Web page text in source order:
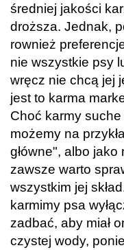
średniej jakości
droższa. Jednak,
rownież
nie wszystkie psy
wręcz nie chcą jej
jest to karma
Choć karmy
możemy na
główne", albo
zawsze warto
wszystkim jej
karmimy psa
zadbać, aby miał
czystej wody,